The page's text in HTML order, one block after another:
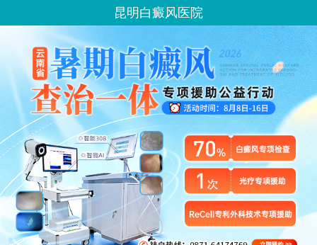
昆明白癜风医院